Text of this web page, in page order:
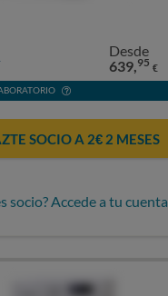
Desde
639,95 €
SOCIO A 2€ 2 MESES
socio? Accede a tu cuenta